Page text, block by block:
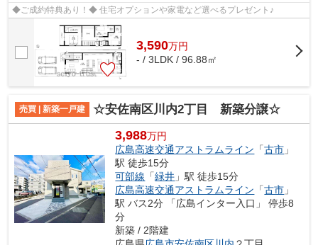
◆ご成約特典あり！◆ 住宅オプションや家電など選べるプレゼント♪
3,590万円
- / 3LDK / 96.88㎡
売買 | 新築一戸建 ☆安佐南区川内2丁目 新築分譲☆
3,988万円
広島高速交通アストラムライン 「古市 」
駅 徒歩15分
可部線 「緑井 」駅 徒歩15分
広島高速交通アストラムライン 「古市 」
駅 バス2分 「広島インター入口」 停歩8
分
新築 / 2階建